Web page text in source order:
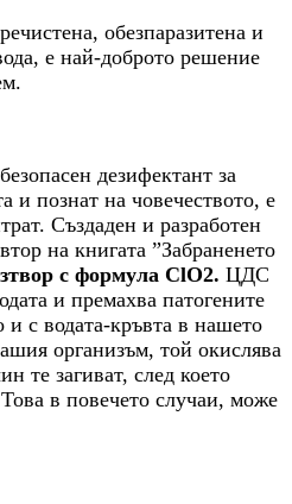
обезпаразитена и
е най-доброто решение
дезифектант за
и познат на човечеството, е
Създаден и разработен
на книгата ”Забраненето
с формула ClO2. ЦДС
и премахва патогените
с водата-кръвта в нашето
организъм, той окислява
те загиват, след което
в повечето случаи, може